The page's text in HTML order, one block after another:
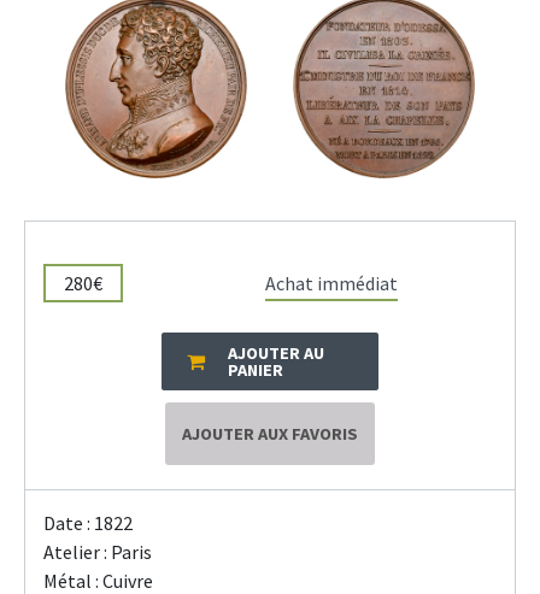
280€ Achat immédiat
AJOUTER AU
PANIER
AJOUTER AUX FAVORIS
Date : 1822
Atelier : Paris
Métal : Cuivre